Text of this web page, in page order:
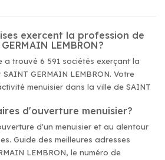
exercent la profession de
LEMBRON?
a trouvé 6 591 sociétés exerçant la
GERMAIN LEMBRON. Votre
menuisier dans la ville de SAINT
d'ouverture menuisier?
d'un menuisier et au alentour
Guide des meilleures adresses
LEMBRON, le numéro de